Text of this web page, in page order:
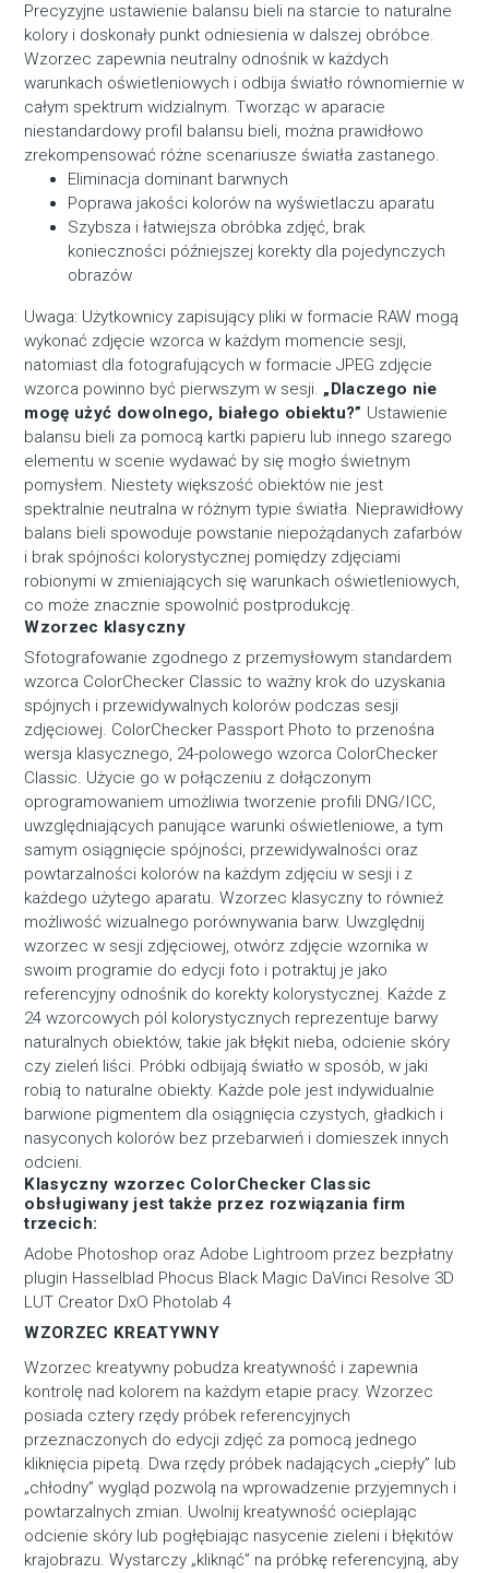
Precyzyjne ustawienie balansu bieli na starcie to naturalne
kolory i doskonały punkt odniesienia w dalszej obróbce.
Wzorzec zapewnia neutralny odnośnik w każdych
warunkach oświetleniowych i odbija światło równomiernie w
całym spektrum widzialnym. Tworząc w aparacie
niestandardowy profil balansu bieli, można prawidłowo
zrekompensować różne scenariusze światła zastanego.
Eliminacja dominant barwnych
Poprawa jakości kolorów na wyświetlaczu aparatu
Szybsza i łatwiejsza obróbka zdjęć, brak
konieczności późniejszej korekty dla pojedynczych
obrazów
Uwaga: Użytkownicy zapisujący pliki w formacie RAW mogą
wykonać zdjęcie wzorca w każdym momencie sesji,
natomiast dla fotografujących w formacie JPEG zdjęcie
wzorca powinno być pierwszym w sesji. „Dlaczego nie
mogę użyć dowolnego, białego obiektu?” Ustawienie
balansu bieli za pomocą kartki papieru lub innego szarego
elementu w scenie wydawać by się mogło świetnym
pomysłem. Niestety większość obiektów nie jest
spektralnie neutralna w różnym typie światła. Nieprawidłowy
balans bieli spowoduje powstanie niepożądanych zafarbów
i brak spójności kolorystycznej pomiędzy zdjęciami
robionymi w zmieniających się warunkach oświetleniowych,
co może znacznie spowolnić postprodukcję.
Wzorzec klasyczny
Sfotografowanie zgodnego z przemysłowym standardem
wzorca ColorChecker Classic to ważny krok do uzyskania
spójnych i przewidywalnych kolorów podczas sesji
zdjęciowej. ColorChecker Passport Photo to przenośna
wersja klasycznego, 24-polowego wzorca ColorChecker
Classic. Użycie go w połączeniu z dołączonym
oprogramowaniem umożliwia tworzenie profili DNG/ICC,
uwzględniających panujące warunki oświetleniowe, a tym
samym osiągnięcie spójności, przewidywalności oraz
powtarzalności kolorów na każdym zdjęciu w sesji i z
każdego użytego aparatu. Wzorzec klasyczny to również
możliwość wizualnego porównywania barw. Uwzględnij
wzorzec w sesji zdjęciowej, otwórz zdjęcie wzornika w
swoim programie do edycji foto i potraktuj je jako
referencyjny odnośnik do korekty kolorystycznej. Każde z
24 wzorcowych pól kolorystycznych reprezentuje barwy
naturalnych obiektów, takie jak błękit nieba, odcienie skóry
czy zieleń liści. Próbki odbijają światło w sposób, w jaki
robią to naturalne obiekty. Każde pole jest indywidualnie
barwione pigmentem dla osiągnięcia czystych, gładkich i
nasyconych kolorów bez przebarwień i domieszek innych
odcieni.
Klasyczny wzorzec ColorChecker Classic
obsługiwany jest także przez rozwiązania firm
trzecich:
Adobe Photoshop oraz Adobe Lightroom przez bezpłatny
plugin Hasselblad Phocus Black Magic DaVinci Resolve 3D
LUT Creator DxO Photolab 4
WZORZEC KREATYWNY
Wzorzec kreatywny pobudza kreatywność i zapewnia
kontrolę nad kolorem na każdym etapie pracy. Wzorzec
posiada cztery rzędy próbek referencyjnych
przeznaczonych do edycji zdjęć za pomocą jednego
kliknięcia pipetą. Dwa rzędy próbek nadających „ciepły” lub
„chłodny” wygląd pozwolą na wprowadzenie przyjemnych i
powtarzalnych zmian. Uwolnij kreatywność ocieplając
odcienie skóry lub pogłębiając nasycenie zieleni i błękitów
krajobrazu. Wystarczy „kliknąć” na próbkę referencyjną, aby